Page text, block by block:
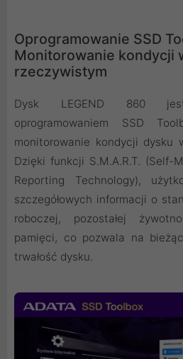
Oprogramowanie SSD
Monitorowanie kondycji
rzeczywistym
Dysk LEGEND 860
oprogramowaniem SSD
monitorowanie kondycji dysku
Dzięki funkcji S.M.A.R.T. (Self-
Reporting Technology),
szczegółowych informacji o
roboczej, pozostałej
pamięci, co pozwala na
trwałość dysku.